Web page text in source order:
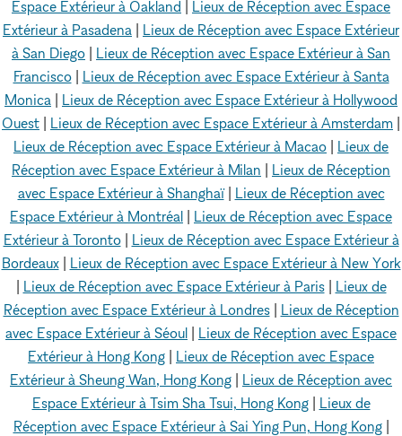
Espace Extérieur à Oakland
Lieux de Réception avec Espace
Extérieur à Pasadena
Lieux de Réception avec Espace Extérieur
à San Diego
Lieux de Réception avec Espace Extérieur à San
Francisco| Lieux de Réception avec Espace Extérieur à Santa
Monica
Lieux de Réception avec Espace Extérieur à Hollywood
Ouest
Lieux de Réception avec Espace Extérieur à Amsterdam
Lieux de Réception avec Espace Extérieur à Macao
Lieux de
Réception avec Espace Extérieur à Milan
Lieux de Réception
avec Espace Extérieur à Shanghaï| Lieux de Réception avec
Espace Extérieur à Montréal
Lieux de Réception avec Espace
Extérieur à Toronto| Lieux de Réception avec Espace Extérieur à
Bordeaux| Lieux de Réception avec Espace Extérieur à New York
Lieux de Réception avec Espace Extérieur à Paris| Lieux de
Réception avec Espace Extérieur à Londres| Lieux de Réception
avec Espace Extérieur à Séoul
Lieux de Réception avec Espace
Extérieur à Hong Kong
Lieux de Réception avec Espace
Extérieur à Sheung Wan, Hong Kong
Lieux de Réception avec
Espace Extérieur à Tsim Sha Tsui, Hong Kong| Lieux de
Réception avec Espace Extérieur à Sai Ying Pun, Hong Kong|